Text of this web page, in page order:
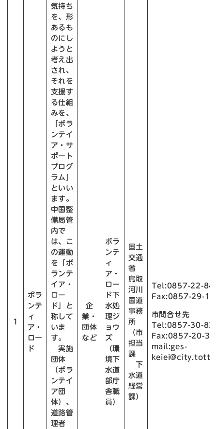
1
ボラ
ンテ
ィ
ア・
ロー
ド
気持ち
を、形
あるも
のにし
ようと
考え出
され、
それを
支援す
る仕組
みを、
「ボラ
ンテイ
ア・サ
ポート
プログ
ラム」
といい
ます。
中国整
備局管
内で
は、こ
の運動
を「ボ
ランテ
イア・
ロー
ド」と
称して
いま
す。
実施
団体
（ボラ
ンテイ
ア団
体）、
道路管
理者
企
業・
団体
など
ボラ
ンテ
ィ
ア・
ロー
ド下
水処
理ジ
ョウ
ズ
（環
境下
水道
部庁
舎職
員）
国土
交通
省
鳥取
河川
国道
事務
所
（市
担当
課
下
水道
経営
課）
Tel:0857-22-
Fax:0857-29-
市問合せ先
Tel:0857-30-
Fax:0857-20-
mail:ges-